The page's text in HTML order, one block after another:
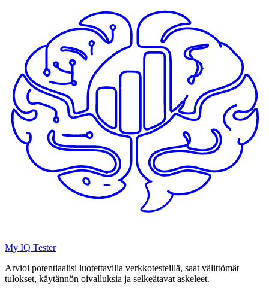
My IQ Tester
Arvioi potentiaalisi luotettavilla verkkotesteillä, saat välittömät
tulokset, käytännön oivalluksia ja selkeätavat askeleet.